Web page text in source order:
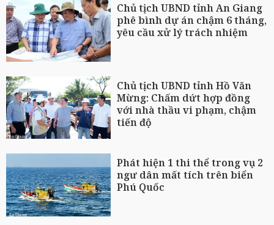
Chủ tịch UBND tỉnh An Giang
phê bình dự án chậm 6 tháng,
yêu cầu xử lý trách nhiệm
Chủ tịch UBND tỉnh Hồ Văn
Mừng: Chấm dứt hợp đồng
với nhà thầu vi phạm, chậm
tiến độ
Phát hiện 1 thi thể trong vụ 2
ngư dân mất tích trên biển
Phú Quốc